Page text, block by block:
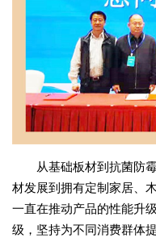
从基础板材到抗菌防
材发展到拥有定制家居、
一直在推动产品的性能升
级，坚持为不同消费群体